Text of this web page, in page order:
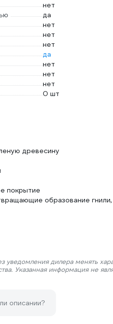
нет
да
нет
нет
нет
да
нет
нет
нет
0 шт
древесину
покрытие
образование гнили,
уведомления дилера менять
Указанная информация не
описании?